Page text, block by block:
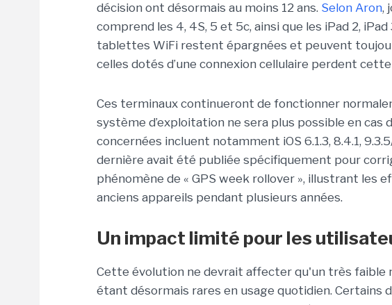
décision ont désormais au moins 12 ans. Selon Aron,
comprend les 4, 4S, 5 et 5c, ainsi que les iPad 2,
tablettes WiFi restent épargnées et peuvent
celles dotés d’une connexion cellulaire perdent
Ces terminaux continueront de fonctionner
système d’exploitation ne sera plus possible en cas
concernées incluent notamment iOS 6.1.3, 8.4.1,
dernière avait été publiée spécifiquement pour
phénomène de « GPS week rollover », illustrant les
anciens appareils pendant plusieurs années.
Un impact limité pour les
Cette évolution ne devrait affecter qu'un très faible
étant désormais rares en usage quotidien.